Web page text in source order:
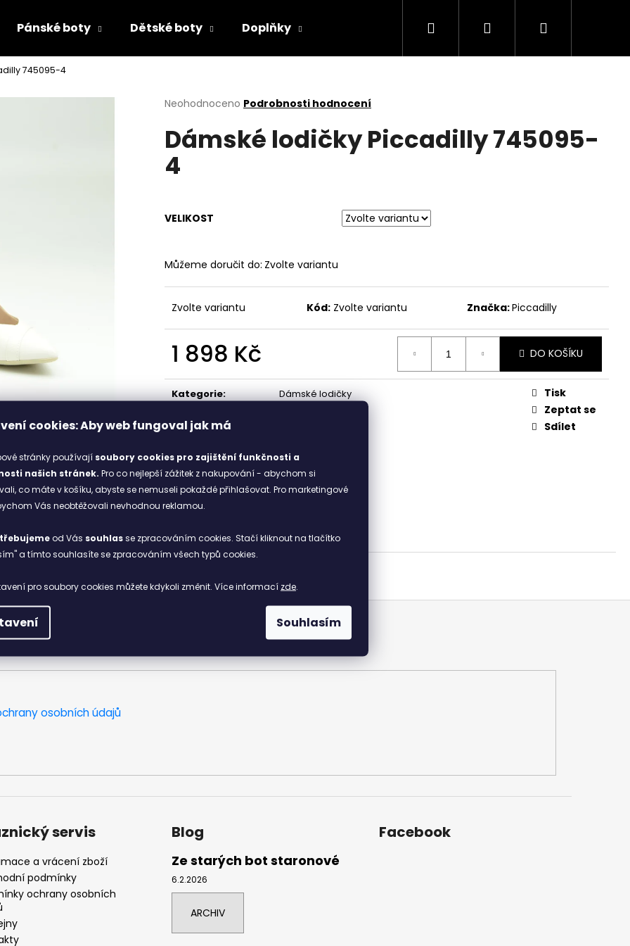
cookies: Aby web fungoval jak má
stránky používají soubory cookies pro zajištění funkčnosti a
našich stránek. Pro co nejlepší zážitek z nakupování - abychom si
co máte v košíku, abyste se nemuseli pokaždé přihlašovat. Pro marketingové
Vás neobtěžovali nevhodnou reklamou.
od Vás souhlasse zpracováním cookies. Stačí kliknout na tlačítko
a tímto souhlasíte se zpracováním všech typů cookies.
pro soubory cookies můžete kdykoli změnit. Více informací zde.
Souhlasím
Pánské boty Dětské boty Doplňky Hledat PřihlášeníNákupní
745095-4
Průměrné
produktu
je
0,0
z
Neohodnoceno Podrobnosti hodnocení
Dámské lodičky Piccadilly 745095-
4
VELIKOST
Můžeme doručit do: Zvolte variantu
Zvolte variantu Kód: Zvolte variantu Značka:Piccadilly
1 898 Kč
cena:
DO KOŠÍKU
Kategorie:
Dámské lodičky
černá:
Tisk
Zeptat se
Sdílet
Co potřebujete najít?
HLEDAT
2418511
898 Kč
RIEKER 44760-35
osobních údajů
servis
a vrácení zboží
podmínky
ochrany osobních
Blog
Ze starých bot staronové
6.2.2026
ARCHIV
Facebook